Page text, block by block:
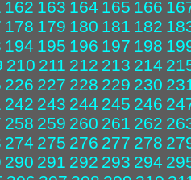
162 163 164 165 166
178 179 180 181 182
194 195 196 197 198
210 211 212 213 214
226 227 228 229 230
242 243 244 245 246
258 259 260 261 262
274 275 276 277 278
290 291 292 293 294